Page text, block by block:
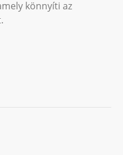
könnyíti az